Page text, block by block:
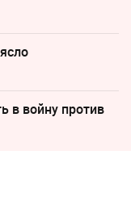
в войну против